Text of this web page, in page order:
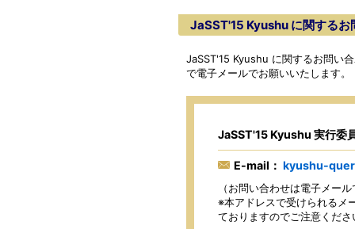
JaSST'15 Kyushu に関するお
JaSST'15 Kyushu に関するお問い
で電子メールでお願いいたします。
JaSST'15 Kyushu 実行委
E-mail： kyushu-
（お問い合わせは電子メー
※本アドレスで受けられるメ
ておりますのでご注意くださ